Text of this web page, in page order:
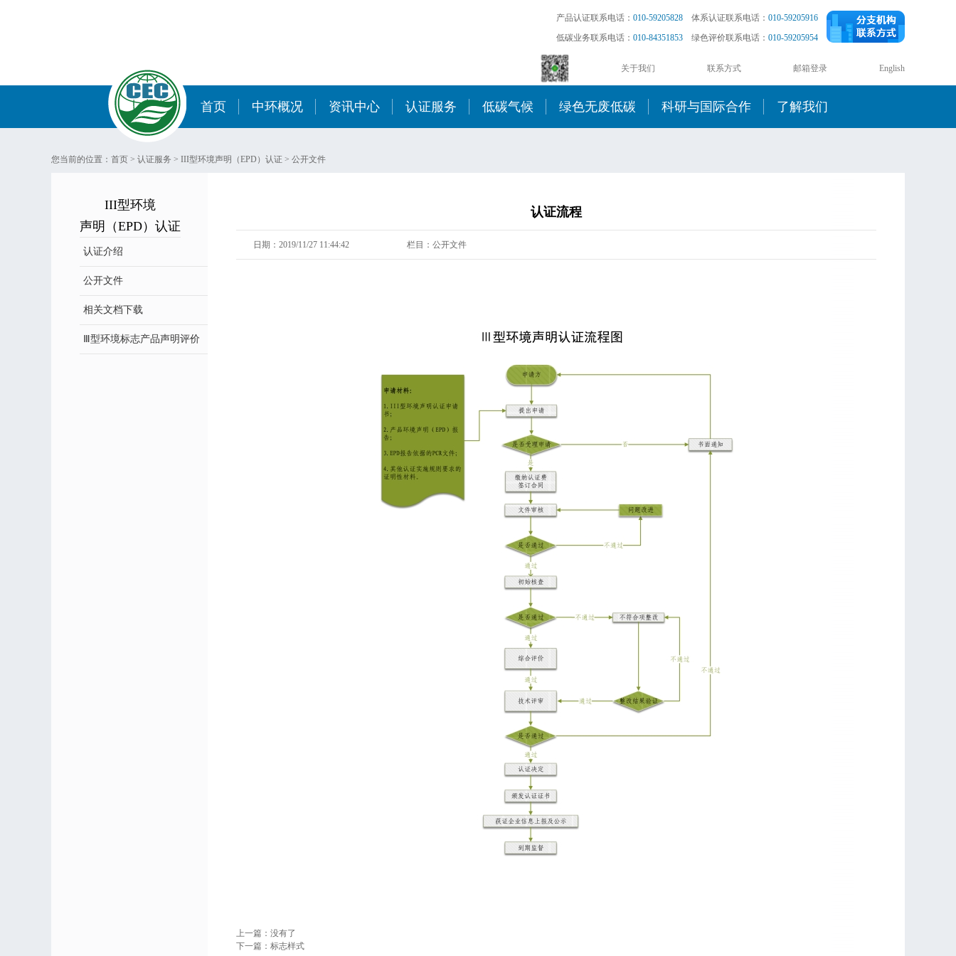
产品认证联系电话： 010-59205828 体系认证联系电话： 010-59205916
低碳业务联系电话： 010-84351853 绿色评价联系电话： 010-59205954
English
邮箱登录
联系方式
关于我们
首页 中环概况 资讯中心 认证服务 低碳气候 绿色无废低碳 科研与国际合作 了解我们
您当前的位置： 首页 > 认证服务 > III型环境声明（EPD）认证 > 公开文件
III型环境
声明（EPD）认证
认证介绍
公开文件
相关文档下载
Ⅲ型环境标志产品声明评价
认证流程
日期：2019/11/27 11:44:42 栏目：公开文件
上一篇： 没有了
下一篇： 标志样式